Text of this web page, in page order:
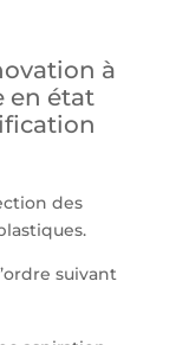
à
en état
des
suivant